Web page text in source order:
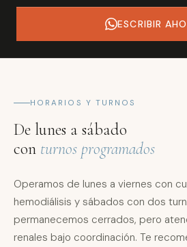
ESCRIBIR
HORARIOS Y TURNOS
De lunes a sábado
con turnos programados
Operamos de lunes a viernes con
hemodiálisis y sábados con dos
permanecemos cerrados, pero
renales bajo coordinación. Te